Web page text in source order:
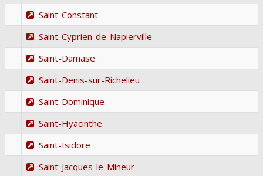
Saint-Constant
Saint-Cyprien-de-Napierville
Saint-Damase
Saint-Denis-sur-Richelieu
Saint-Dominique
Saint-Hyacinthe
Saint-Isidore
Saint-Jacques-le-Mineur